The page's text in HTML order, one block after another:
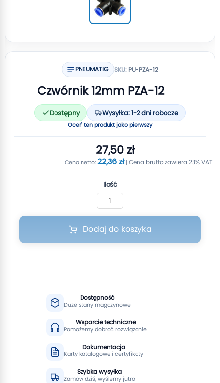
PNEUMATIG SKU: PU-PZA-12
Czwórnik 12mm PZA-12
Dostępny Wysyłka: 1-2 dni robocze
Oceń ten produkt jako pierwszy
27,50 zł
22,36 zł
Ilość
Dodaj do koszyka
Dostępność
Duże stany magazynowe
Wsparcie techniczne
Pomożemy dobrać rozwiązanie
Dokumentacja
Karty katalogowe i certyfikaty
Szybka wysyłka
Zamów dziś, wyślemy jutro